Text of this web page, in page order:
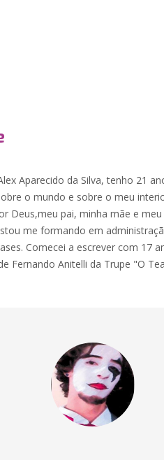
Aparecido da Silva, tenho 21
o mundo e sobre o meu
Deus,meu pai, minha mãe e
me formando em
Comecei a escrever com 17
Fernando Anitelli da Trupe "O